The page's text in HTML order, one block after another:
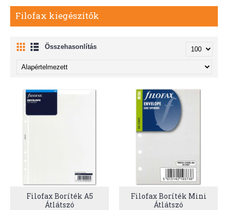
Filofax kiegészítők
Összehasonlítás
Filofax Boríték A5
Átlátszó
Filofax Boríték Mini
Átlátszó